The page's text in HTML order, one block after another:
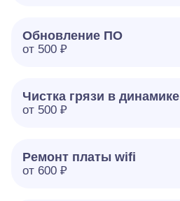
Обновление ПО
от 500 ₽
Чистка грязи в динамике
от 500 ₽
Ремонт платы wifi
от 600 ₽